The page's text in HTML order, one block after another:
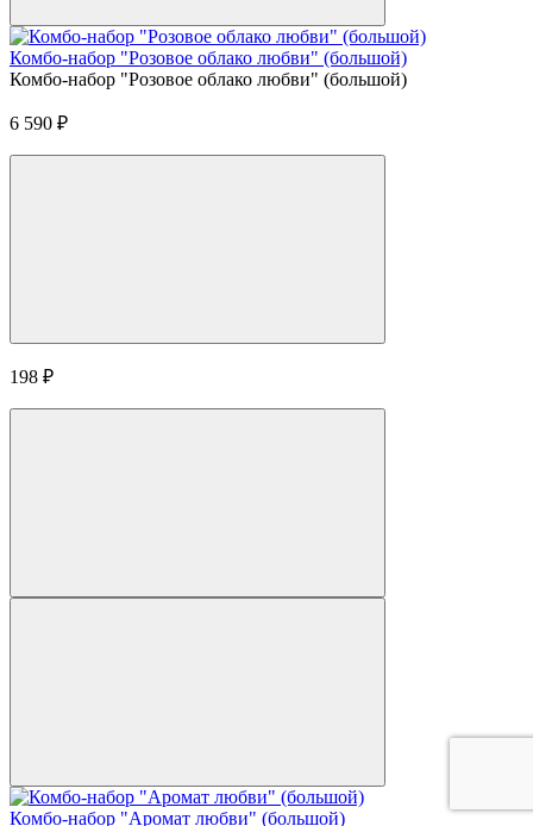
Комбо-набор "Розовое облако любви" (большой)
Комбо-набор "Розовое облако любви" (большой)
6 590 ₽
198 ₽
Комбо-набор "Аромат любви" (большой)